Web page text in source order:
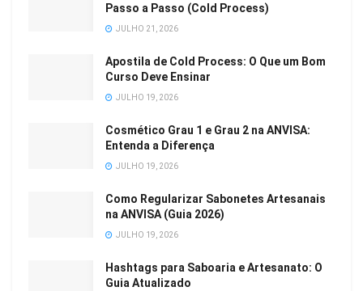
Passo a Passo (Cold Process)
JULHO 21, 2026
Apostila de Cold Process: O Que um Bom
Curso Deve Ensinar
JULHO 19, 2026
Cosmético Grau 1 e Grau 2 na ANVISA:
Entenda a Diferença
JULHO 19, 2026
Como Regularizar Sabonetes Artesanais
na ANVISA (Guia 2026)
JULHO 19, 2026
Hashtags para Saboaria e Artesanato: O
Guia Atualizado